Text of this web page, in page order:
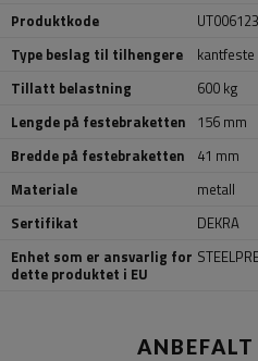
Produktkode
UT006123
Type beslag til tilhengere
kantfeste
Tillatt belastning
600 kg
Lengde på festebraketten 156 mm
Bredde på festebraketten
41 mm
Materiale
metall
Sertifikat
DEKRA
Enhet som er ansvarlig for
dette produktet i EU
ANBEFALT